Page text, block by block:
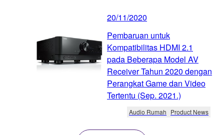
20/11/2020
Pembaruan untuk
Kompatibilitas HDMI 2.1
pada Beberapa Model AV
Receiver Tahun 2020 dengan
Perangkat Game dan Video
Tertentu (Sep. 2021.)
Audio Rumah Product News